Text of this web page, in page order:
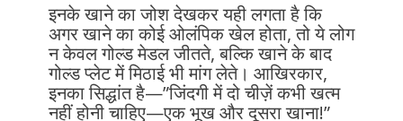
इनके खाने का जोश देखकर यही लगता है कि
अगर खाने का कोई ओलंपिक खेल होता, तो ये लोग
न केवल गोल्ड मेडल जीतते, बल्कि खाने के बाद
गोल्ड प्लेट में मिठाई भी मांग लेते। आखिरकार,
इनका सिद्धांत है—”जिंदगी में दो चीज़ें कभी खत्म
नहीं होनी चाहिए—एक भूख और दूसरा खाना!”